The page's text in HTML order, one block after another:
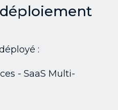
:
- SaaS Multi-